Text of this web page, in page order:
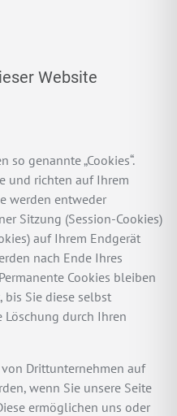
Website
genannte „Cookies“.
und richten auf Ihrem
werden entweder
Sitzung (Session-Cookies)
auf Ihrem Endgerät
nach Ende Ihres
Cookies bleiben
bis Sie diese selbst
Löschung durch Ihren
Drittunternehmen auf
wenn Sie unsere Seite
ermöglichen uns oder